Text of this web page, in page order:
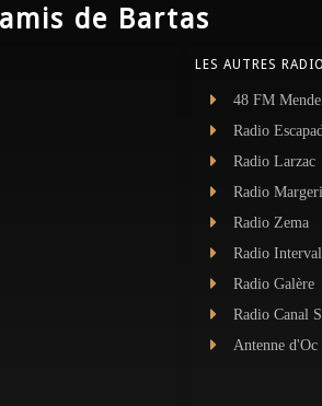
de Bartas
LES AUTRES
48 FM Mende
Radio
Radio Larzac
Radio
Radio Zema
Radio Interval
Radio Galère
Radio Canal
Antenne d'Oc